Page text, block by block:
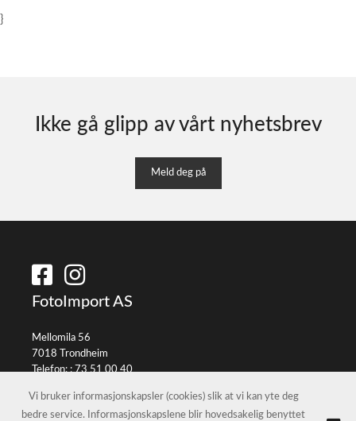
}
Ikke gå glipp av vårt nyhetsbrev
Meld deg på
FotoImport AS
Mellomila 56
7018 Trondheim
Telefon: :73 51 00 40
Vi bruker informasjonskapsler (cookies) slik at vi kan yte deg
bedre service. Informasjonskapslene blir hovedsakelig benyttet